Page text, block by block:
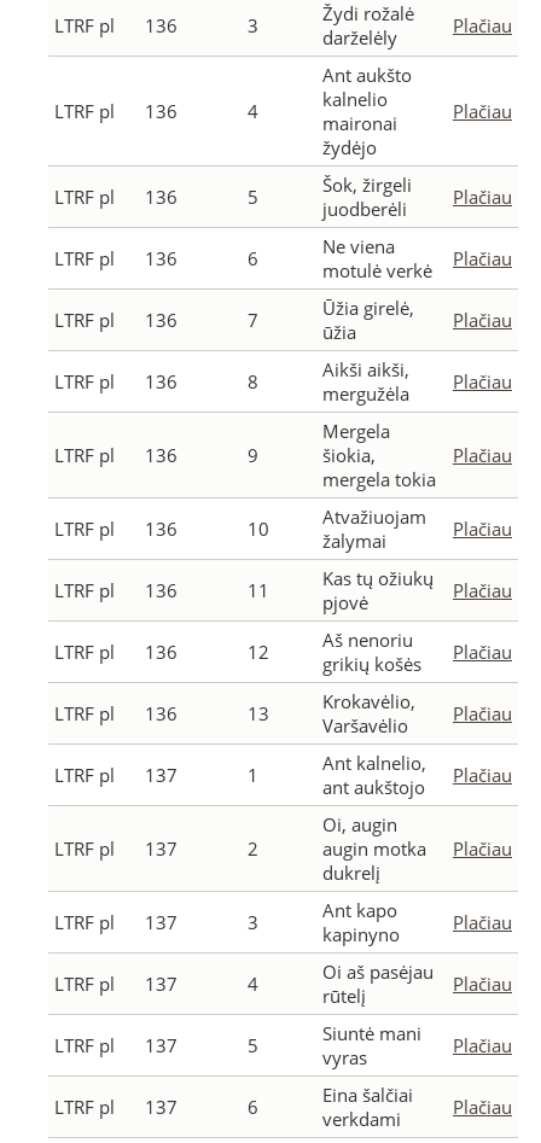
LTRF pl 136 3
Žydi rožalė
darželėly
Plačiau
LTRF pl 136 4
Ant aukšto
kalnelio
maironai
žydėjo
Plačiau
LTRF pl 136 5
Šok, žirgeli
juodberėli
Plačiau
LTRF pl 136 6
Ne viena
motulė verkė
Plačiau
LTRF pl 136 7
Ūžia girelė,
ūžia
Plačiau
LTRF pl 136 8
Aikši aikši,
mergužėla
Plačiau
LTRF pl 136 9
Mergela
šiokia,
mergela tokia
Plačiau
LTRF pl 136 10
Atvažiuojam
žalymai
Plačiau
LTRF pl 136 11
Kas tų ožiukų
pjovė
Plačiau
LTRF pl 136 12
Aš nenoriu
grikių košės
Plačiau
LTRF pl 136 13
Krokavėlio,
Varšavėlio
Plačiau
LTRF pl 137 1
Ant kalnelio,
ant aukštojo
Plačiau
LTRF pl 137 2
Oi, augin
augin motka
dukrelį
Plačiau
LTRF pl 137 3
Ant kapo
kapinyno
Plačiau
LTRF pl 137 4
Oi aš pasėjau
rūtelį
Plačiau
LTRF pl 137 5
Siuntė mani
vyras
Plačiau
LTRF pl 137 6
Eina šalčiai
verkdami
Plačiau